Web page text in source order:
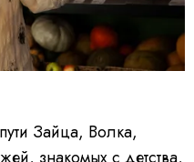
Зайца, Волка,